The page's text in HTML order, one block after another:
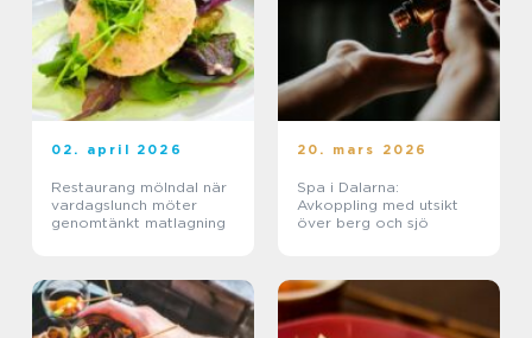
02. april 2026
Restaurang mölndal när
vardagslunch möter
genomtänkt matlagning
20. mars 2026
Spa i Dalarna:
Avkoppling med utsikt
över berg och sjö